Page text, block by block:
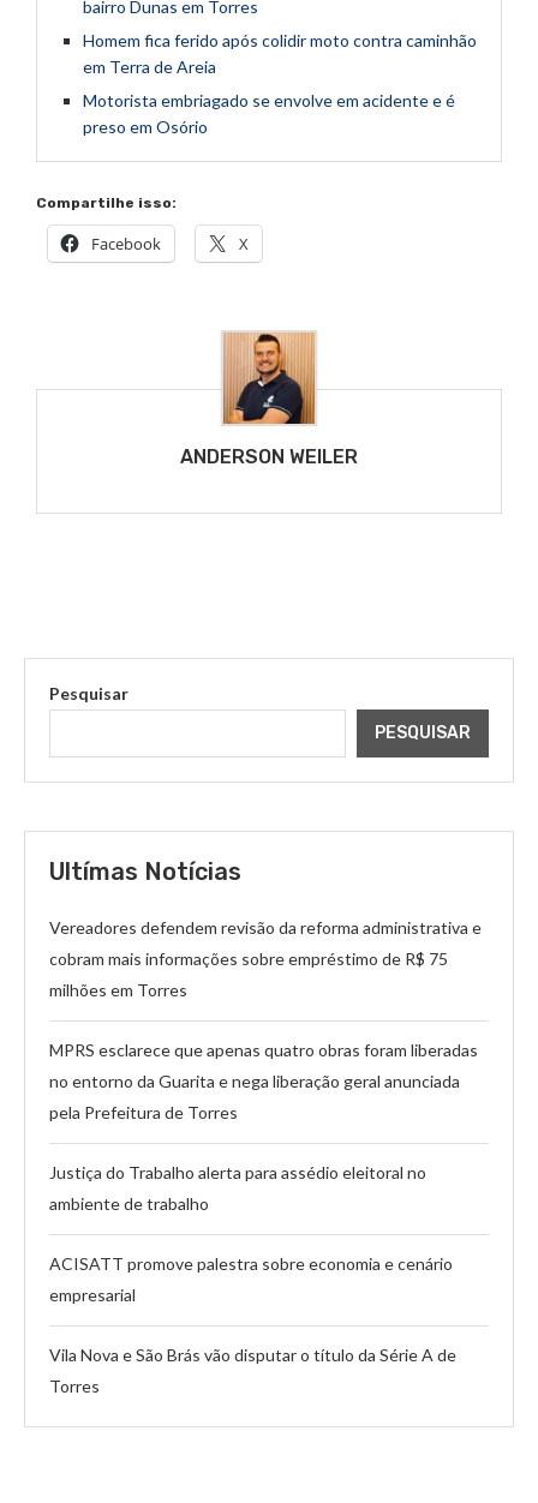
bairro Dunas em Torres
Homem fica ferido após colidir moto contra caminhão
em Terra de Areia
Motorista embriagado se envolve em acidente e é
preso em Osório
Compartilhe isso:
Facebook X
ANDERSON WEILER
Pesquisar
PESQUISAR
Ultímas Notícias
Vereadores defendem revisão da reforma administrativa e
cobram mais informações sobre empréstimo de R$ 75
milhões em Torres
MPRS esclarece que apenas quatro obras foram liberadas
no entorno da Guarita e nega liberação geral anunciada
pela Prefeitura de Torres
Justiça do Trabalho alerta para assédio eleitoral no
ambiente de trabalho
ACISATT promove palestra sobre economia e cenário
empresarial
Vila Nova e São Brás vão disputar o título da Série A de
Torres